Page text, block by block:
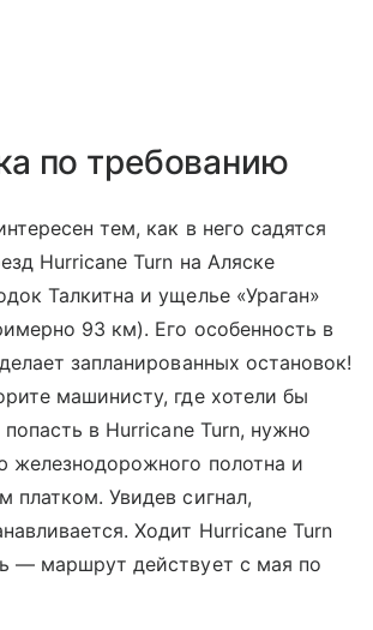
по требованию
тем, как в него садятся
Hurricane Turn на Аляске
Талкитна и ущелье «Ураган»
93 км). Его особенность в
запланированных остановок!
машинисту, где хотели бы
в Hurricane Turn, нужно
железнодорожного полотна и
платком. Увидев сигнал,
Ходит Hurricane Turn
— маршрут действует с мая по